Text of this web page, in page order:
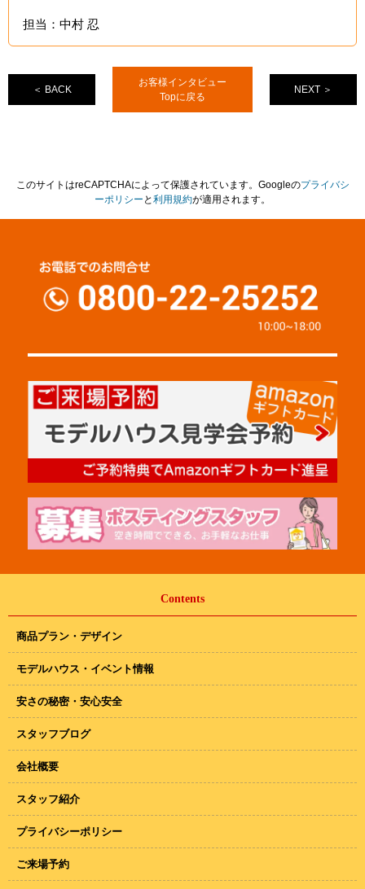
担当：中村 忍
＜ BACK
お客様インタビュー
Topに戻る
NEXT ＞
このサイトはreCAPTCHAによって保護されています。Googleのプライバシ
ーポリシー と利用規約が適用されます。
Contents
商品プラン・デザイン
モデルハウス・イベント情報
安さの秘密・安心安全
スタッフブログ
会社概要
スタッフ紹介
プライバシーポリシー
ご来場予約